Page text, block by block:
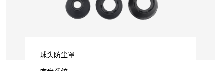
球头防尘罩